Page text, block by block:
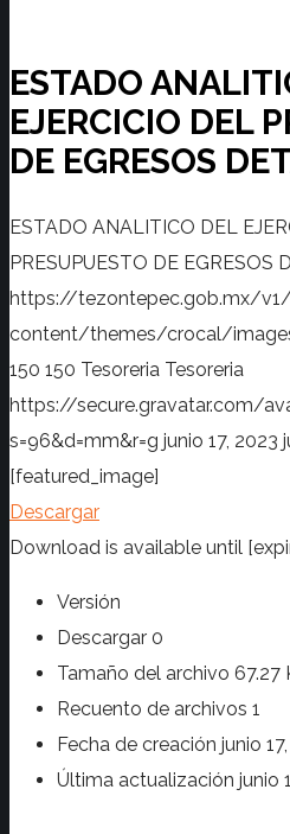
ESTADO
EJERCICIO DEL
DE EGRESOS
ESTADO ANALITICO DEL
PRESUPUESTO DE EGRESOS
https://tezontepec.gob.mx/
content/themes/crocal/
150 150 Tesoreria Tesoreria
https://secure.gravatar.com/
s=96&d=mm&r=g junio 17, 2023
[featured_image]
Descargar
Download is available until
Versión
Descargar 0
Tamaño del archivo 67.27
Recuento de archivos 1
Fecha de creación junio
Última actualización junio